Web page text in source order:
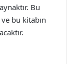
Bu
bu kitabın